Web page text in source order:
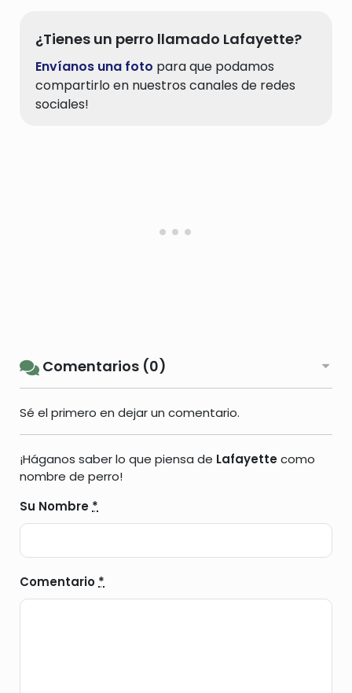
¿Tienes un perro llamado Lafayette?
Envíanos una foto para que podamos
compartirlo en nuestros canales de redes
sociales!
Comentarios (0)
Sé el primero en dejar un comentario.
¡Háganos saber lo que piensa de Lafayettecomo
nombre de perro!
Su Nombre *
Comentario *